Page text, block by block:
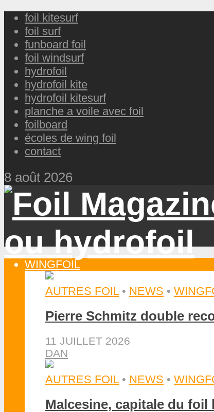
foil kitesurf
foil surf
funboard foil
foil windsurf
hydrofoil
hydrofoil kite
hydrofoil kitesurf
planche a voile avec foil
foilboard
écoles de wing foil
contact
8 août 2026
WINGFOIL
AUTRES FOIL • NEWS •
Pierre Schmitz double
11 JUILLET 2026
DAN
AUTRES FOIL • NEWS •
Malcesine, capitale du foil